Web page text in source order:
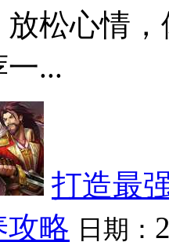
松心情
...
打造最
攻略 日期：